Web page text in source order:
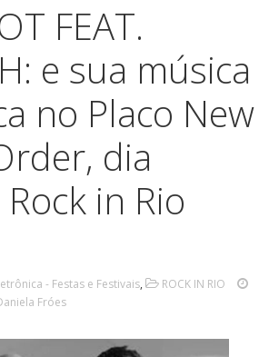
FEAT.
e sua música
no Placo New
dia
in Rio
- Festas e Festivais,
ROCK IN RIO
Fróes